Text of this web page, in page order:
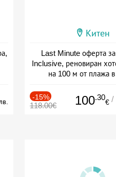
лв.
Китен
Last Minute оферта
Inclusive, реновиран
на 100 м от плажа
-15%
118.00€ 100.30
€ /